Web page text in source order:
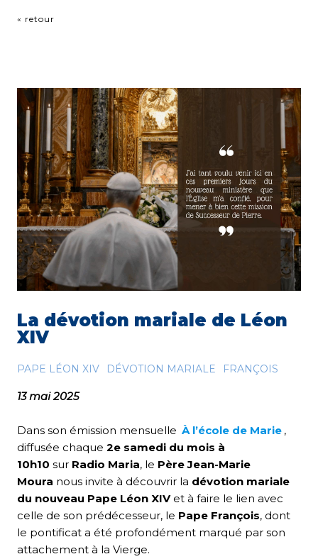
« retour
La dévotion mariale de Léon
XIV
PAPE LÉON XIV DÉVOTION MARIALE FRANÇOIS
13 mai 2025
Dans son émission mensuelle À l’école de Marie ,
diffusée chaque 2e samedi du mois à
10h10 sur Radio Maria, le Père Jean-Marie
Moura nous invite à découvrir la dévotion mariale
du nouveau Pape Léon XIVet à faire le lien avec
celle de son prédécesseur, le Pape François, dont
le pontificat a été profondément marqué par son
attachement à la Vierge.